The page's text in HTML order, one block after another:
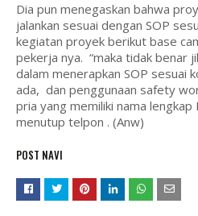
Dia pun menegaskan bahwa
jalankan sesuai dengan SOP
kegiatan proyek berikut base
pekerja nya. “maka tidak benar
dalam menerapkan SOP sesuai
ada, dan penggunaan safety
pria yang memiliki nama
menutup telpon . (Anw)
POST NAVI